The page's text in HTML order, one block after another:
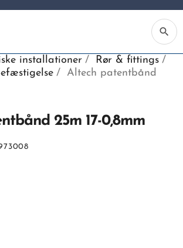
search
installationer
Rør & fittings
Altech patentbånd
25m 17-0,8mm